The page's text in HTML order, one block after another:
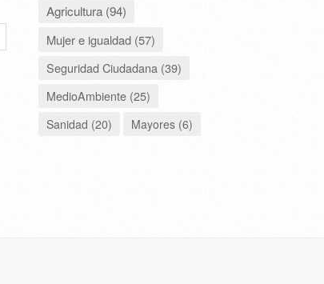
Agricultura (94)
Mujer e igualdad (57)
Seguridad Ciudadana (39)
MedioAmbiente (25)
Sanidad (20)
Mayores (6)